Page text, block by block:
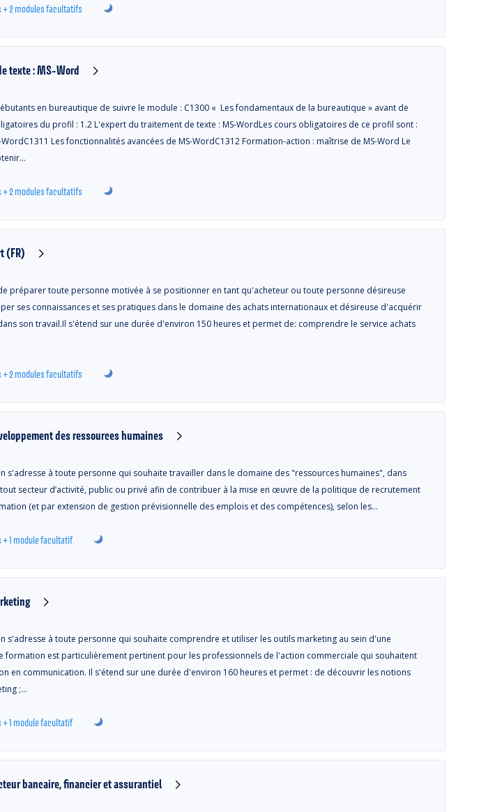
2 modules facultatifs
texte : MS-Word
en bureautique de suivre le module : C1300 « Les fondamentaux de la bureautique » avant de
du profil : 1.2 L'expert du traitement de texte : MS-WordLes cours obligatoires de ce profil sont :
WordC1311 Les fonctionnalités avancées de MS-WordC1312 Formation-action : maîtrise de MS-Word Le
+ 2 modules facultatifs
(FR)
préparer toute personne motivée à se positionner en tant qu'acheteur ou toute personne désireuse
ses connaissances et ses pratiques dans le domaine des achats internationaux et désireuse d'acquérir
son travail.Il s'étend sur une durée d'environ 150 heures et permet de: comprendre le service achats
2 modules facultatifs
des ressources humaines
s'adresse à toute personne qui souhaite travailler dans le domaine des "ressources humaines", dans
secteur d’activité, public ou privé afin de contribuer à la mise en œuvre de la politique de recrutement
(et par extension de gestion prévisionnelle des emplois et des compétences), selon les…
1 module facultatif
s'adresse à toute personne qui souhaite comprendre et utiliser les outils marketing au sein d'une
formation est particulièrement pertinent pour les professionnels de l'action commerciale qui souhaitent
en communication. Il s'étend sur une durée d'environ 160 heures et permet : de découvrir les notions
;…
1 module facultatif
bancaire, financier et assurantiel